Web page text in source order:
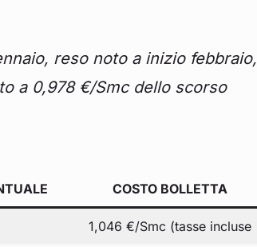
reso noto a inizio febbraio,
a 0,978 €/Smc dello scorso
COSTO BOLLETTA
1,046 €/Smc (tasse incluse